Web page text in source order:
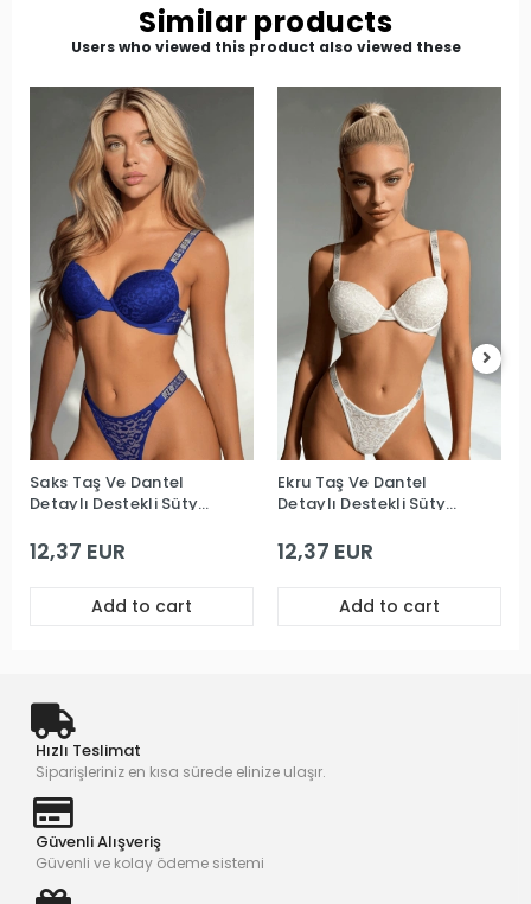
Similar products
Users who viewed this product also viewed these
Saks Taş Ve Dantel
Detaylı Destekli Sütyen
12,37 EUR
Add to cart
Ekru Taş Ve Dantel
Detaylı Destekli Sütyen
12,37 EUR
Add to cart
Hızlı Teslimat
Siparişleriniz en kısa sürede elinize ulaşır.
Güvenli Alışveriş
Güvenli ve kolay ödeme sistemi